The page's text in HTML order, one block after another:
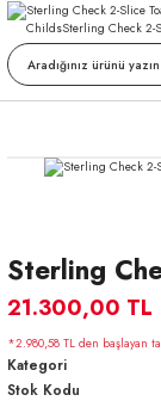
Sterling
21.300,00 TL
*2.980,58 TL den başlayan
Kategori
Stok Kodu